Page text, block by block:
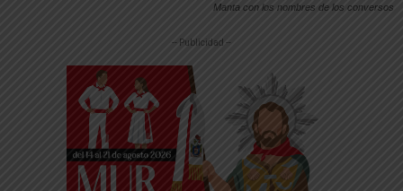
Manta con los nombres de los conversos
-- Publicidad --